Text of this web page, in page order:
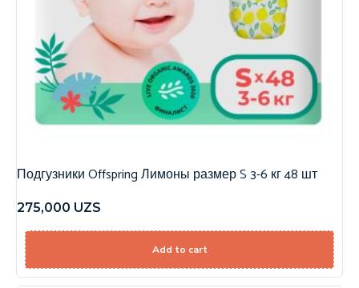
Подгузники Offspring Лимоны размер S 3-6 кг 48 шт
275,000 UZS
Add to cart